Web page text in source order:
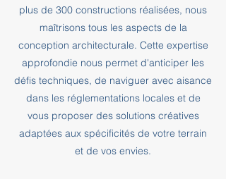
plus de 300 constructions réalisées, nous
maîtrisons tous les aspects de la
conception architecturale. Cette expertise
approfondie nous permet d'anticiper les
défis techniques, de naviguer avec aisance
dans les réglementations locales et de
vous proposer des solutions créatives
adaptées aux spécificités de votre terrain
et de vos envies.